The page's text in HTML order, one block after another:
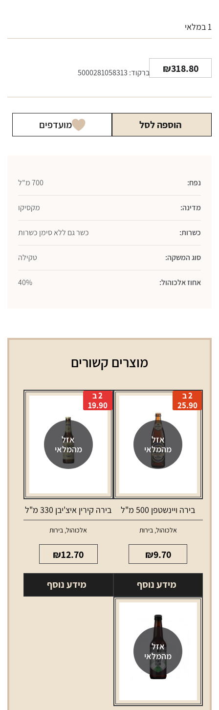
1 במלאי
₪318.80 ברקוד: 5000281058313
הוספה לסל מועדפים
נפח: 700 מ"ל
מדינה: מקסיקו
כשרות: כשר גם ללא סימן כשרות
סוג המשקה: טקילה
אחוז אלכוהול: 40%
מוצרים קשורים
אזל
מהמלאי
2 ב
25.90
בירה ויינשטפן 500 מ"ל
אלכוהול,בירות
₪9.70
מידע נוסף
אזל
מהמלאי
2 ב
19.90
בירה קירין איצ'יבן 330 מ"ל
אלכוהול, בירות
₪12.70
מידע נוסף
אזל
מהמלאי